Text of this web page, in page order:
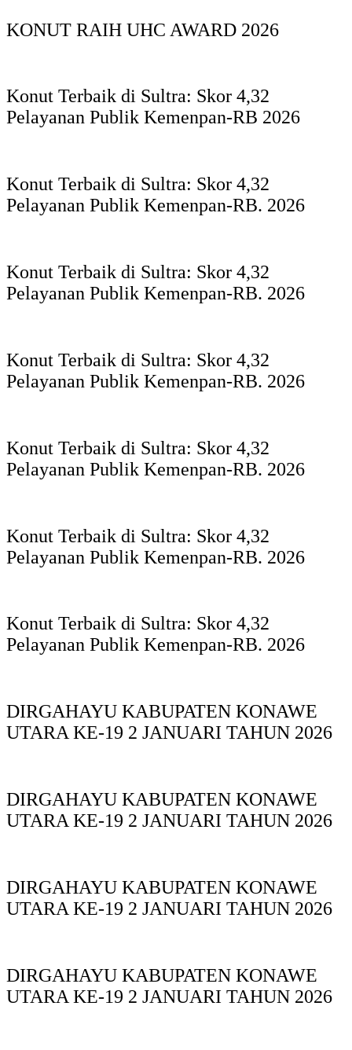
KONUT RAIH UHC AWARD 2026
Konut Terbaik di Sultra: Skor 4,32
Pelayanan Publik Kemenpan-RB 2026
Konut Terbaik di Sultra: Skor 4,32
Pelayanan Publik Kemenpan-RB. 2026
Konut Terbaik di Sultra: Skor 4,32
Pelayanan Publik Kemenpan-RB. 2026
Konut Terbaik di Sultra: Skor 4,32
Pelayanan Publik Kemenpan-RB. 2026
Konut Terbaik di Sultra: Skor 4,32
Pelayanan Publik Kemenpan-RB. 2026
Konut Terbaik di Sultra: Skor 4,32
Pelayanan Publik Kemenpan-RB. 2026
Konut Terbaik di Sultra: Skor 4,32
Pelayanan Publik Kemenpan-RB. 2026
DIRGAHAYU KABUPATEN KONAWE
UTARA KE-19 2 JANUARI TAHUN 2026
DIRGAHAYU KABUPATEN KONAWE
UTARA KE-19 2 JANUARI TAHUN 2026
DIRGAHAYU KABUPATEN KONAWE
UTARA KE-19 2 JANUARI TAHUN 2026
DIRGAHAYU KABUPATEN KONAWE
UTARA KE-19 2 JANUARI TAHUN 2026